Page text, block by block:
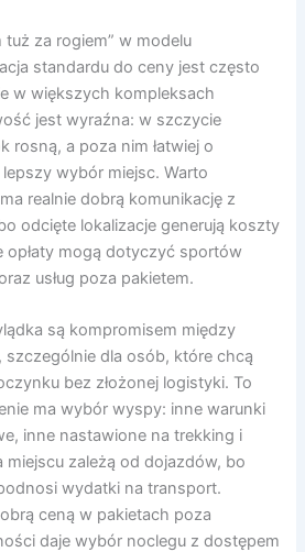
tuż za rogiem” w modelu
standardu do ceny jest często
w większych kompleksach
jest wyraźna: w szczycie
rosną, a poza nim łatwiej o
wybór miejsc. Warto
realnie dobrą komunikację z
odcięte lokalizacje generują koszty
opłaty mogą dotyczyć sportów
usług poza pakietem.
są kompromisem między
dla osób, które chcą
bez złożonej logistyki. To
ma wybór wyspy: inne warunki
inne nastawione na trekking i
miejscu zależą od dojazdów, bo
wydatki na transport.
ceną w pakietach poza
daje wybór noclegu z dostępem